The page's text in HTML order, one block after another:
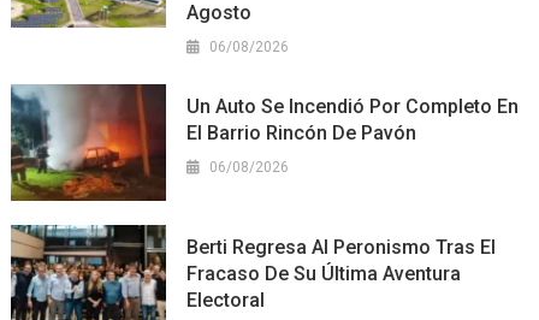
Agosto
06/08/2026
Un Auto Se Incendió Por Completo En
El Barrio Rincón De Pavón
06/08/2026
Berti Regresa Al Peronismo Tras El
Fracaso De Su Última Aventura
Electoral